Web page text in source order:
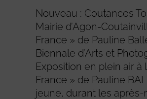
Nouveau : Coutances
Mairie d’Agon-
France » de Pauline
Biennale d’Arts et
Exposition en plein air à
France » de Pauline
jeune, durant les après-